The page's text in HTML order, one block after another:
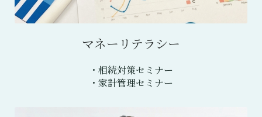
マネーリテラシー
・相続対策セミナー
・家計管理セミナー